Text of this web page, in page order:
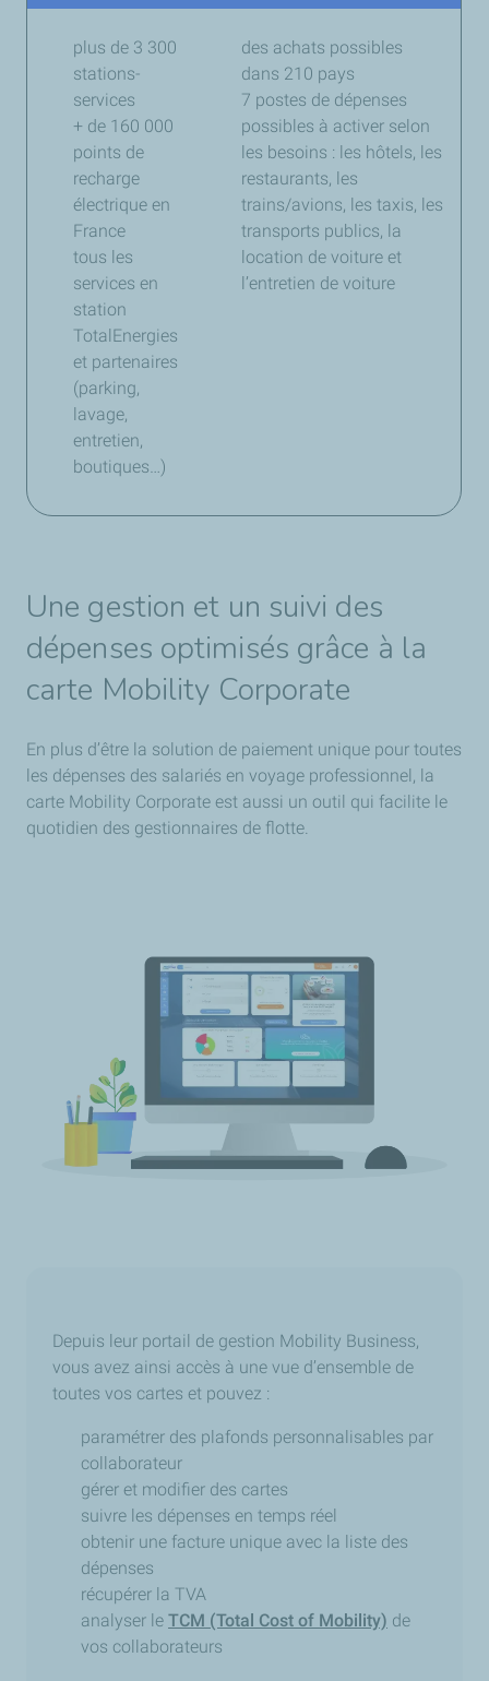
plus de 3 300
stations-
services
+ de 160 000
points de
recharge
électrique en
France
tous les
services en
station
TotalEnergies
et partenaires
(parking,
lavage,
entretien,
boutiques…)
des achats possibles
dans 210 pays
7 postes de dépenses
possibles à activer selon
les besoins : les hôtels, les
restaurants, les
trains/avions, les taxis, les
transports publics, la
location de voiture et
l’entretien de voiture
Une gestion et un suivi des
dépenses optimisés grâce à la
carte Mobility Corporate
En plus d’être la solution de paiement unique pour toutes
les dépenses des salariés en voyage professionnel, la
carte Mobility Corporate est aussi un outil qui facilite le
quotidien des gestionnaires de flotte.
Depuis leur portail de gestion Mobility Business,
vous avez ainsi accès à une vue d’ensemble de
toutes vos cartes et pouvez :
paramétrer des plafonds personnalisables par
collaborateur
gérer et modifier des cartes
suivre les dépenses en temps réel
obtenir une facture unique avec la liste des
dépenses
récupérer la TVA
analyser le TCM (Total Cost of Mobility) de
vos collaborateurs